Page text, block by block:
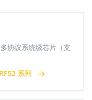
协议系统级芯片（支
系列